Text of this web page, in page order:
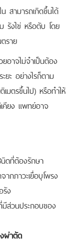
สามารถเกิดขึ้นได้
รังไข่ หรือตับ โดย
ราย
อาจไม่จำเป็นต้อง
ยะ อย่างไรก็ตาม
มตรขึ้นไป) หรือทำให้
คียง แพทย์อาจ
ดที่ต้องรักษา
ากภาวะเยื่อบุโพรง
รัง
ส่วนประกอบของ
ผ่าตัด